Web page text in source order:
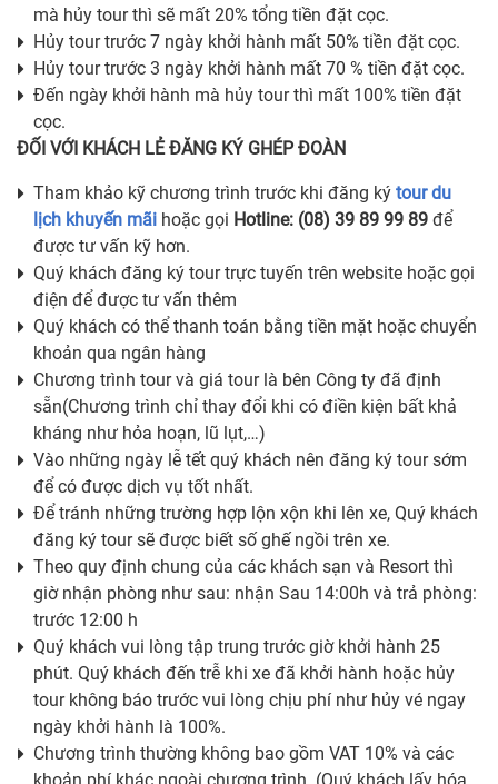
mà hủy tour thì sẽ mất 20% tổng tiền đặt cọc.
Hủy tour trước 7 ngày khởi hành mất 50% tiền đặt cọc.
Hủy tour trước 3 ngày khởi hành mất 70 % tiền đặt cọc.
Đến ngày khởi hành mà hủy tour thì mất 100% tiền đặt
cọc.
ĐỐI VỚI KHÁCH LẺ ĐĂNG KÝ GHÉP ĐOÀN
Tham khảo kỹ chương trình trước khi đăng ký tour du
lịch khuyến mãi hoặc gọi Hotline: (08) 39 89 99 89 để
được tư vấn kỹ hơn.
Quý khách đăng ký tour trực tuyến trên website hoặc gọi
điện để được tư vấn thêm
Quý khách có thể thanh toán bằng tiền mặt hoặc chuyển
khoản qua ngân hàng
Chương trình tour và giá tour là bên Công ty đã định
sẵn(Chương trình chỉ thay đổi khi có điền kiện bất khả
kháng như hỏa hoạn, lũ lụt,…)
Vào những ngày lễ tết quý khách nên đăng ký tour sớm
để có được dịch vụ tốt nhất.
Để tránh những trường hợp lộn xộn khi lên xe, Quý khách
đăng ký tour sẽ được biết số ghế ngồi trên xe.
Theo quy định chung của các khách sạn và Resort thì
giờ nhận phòng như sau: nhận Sau 14:00h và trả phòng:
trước 12:00 h
Quý khách vui lòng tập trung trước giờ khởi hành 25
phút. Quý khách đến trễ khi xe đã khởi hành hoặc hủy
tour không báo trước vui lòng chịu phí như hủy vé ngay
ngày khởi hành là 100%.
Chương trình thường không bao gồm VAT 10% và các